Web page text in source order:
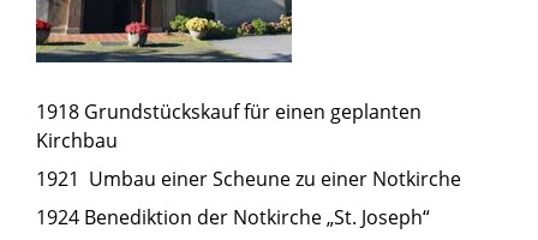
1918 Grundstückskauf für einen geplanten
Kirchbau
1921 Umbau einer Scheune zu einer Notkirche
1924 Benediktion der Notkirche „St. Joseph“